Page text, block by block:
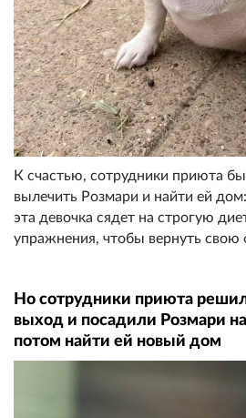
К счастью, сотрудники приюта
вылечить Розмари и найти ей
эта девочка сядет на строгую
упражнения, чтобы вернуть свою
Но сотрудники приюта
выход и посадили Розмари
потом найти ей новый дом